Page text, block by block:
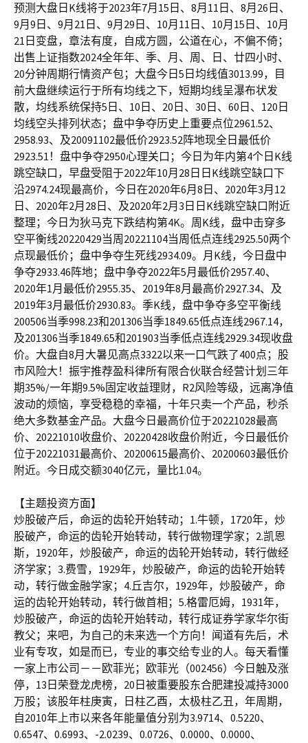
预测大盘日K线将于2023年7月15日、8月11日、8月26日、
9月9日、9月21日、9月29日、10月11日、10月15日、10月
21日变盘，章法有度，自成方圆，公道在心，不偏不倚；
出售上证指数2024全年年、季、月、周、日、廿四小时、
20分钟周期行情资产包；大盘今日5日均线值3013.99，目
前大盘继续运行于所有均线之下，短期均线呈瀑布状发
散，均线系统保持5日、10日、20日、30日、60日、120日
均线空头排列状态；盘中争夺历史上重要点位2961.52、
2958.93、及20091102最低价2923.52阵地现全日最低价
2923.51！盘中争夺2950心理关口；今日为年内第4个日K线
跳空缺口，早盘受阻于2022年10月28日日K线跳空缺口下
沿2974.24现最高价，今日在2020年6月8日、2020年3月12
日、2020年2月28日、及2020年2月3日日K线跳空缺口附近
整理；今日为狄马克下跌结构第4K。周K线，盘中击穿多
空平衡线20220429当周20221104当周低点连线2925.50两个
点现最低价；盘中争夺生死线2934.09。月K线，今日盘中
争夺2933.46阵地；盘中争夺2022年5月最低价2957.40、
2020年1月最低价2955.35、2019年8月最高价2927.34、及
2019年3月最低价2930.83。季K线，盘中争夺多空平衡线
200506当季998.23和201306当季1849.65低点连线2967.14，
及201306当季1849.65和201903当季低点连线2929.34现收盘
价。大盘自8月大暑见高点3322以来一口气跌了400点；股
市风险大！振宇推荐盈科律所有限合伙联合经营计划三年
期35%/一年期9.5%固定收益理财，R2风险等级，远离净值
波动的烦恼，享受稳稳的幸福，十年只卖一个产品，秒杀
绝大多数基金产品。大盘今日最高价位于20221028最高
价、20221010收盘价、20220428收盘价附近，今日最低价
位于20221031最高价、20200615最高价、20200603最低价
附近。今日成交额3040亿元，量比1.04。
【主题投资方面】
炒股破产后，命运的齿轮开始转动；1.牛顿，1720年，炒
股破产，命运的齿轮开始转动，转行做物理学家；2.凯恩
斯，1920年，炒股破产，命运的齿轮开始转动，转行做经
济学家；3.费雪，1929年，炒股破产，命运的齿轮开始转
动，转行做金融学家；4.丘吉尔，1929年，炒股破产，命
运的齿轮开始转动，转行做首相；5.格雷厄姆，1931年，
炒股破产，命运的齿轮开始转动，转行成证券学家华尔街
教父；来吧，为自己的未来选一个方向！闻道有先后，术
业有专攻，如是而已，专业的事交给专业的人。每天看懂
一家上市公司－－欧菲光；欧菲光（002456）今日触及涨
停，13日荣登龙虎榜，20日被重要股东合肥建投减持3000
万股；该股年柱庚寅，日柱乙酉，太极柱乙丑，年周期，
自2010年上市以来各年能量值分别为3.9714、0.5220、
0.6547、0.6993、-2.0239、0.0726、0.0000、0.0000、